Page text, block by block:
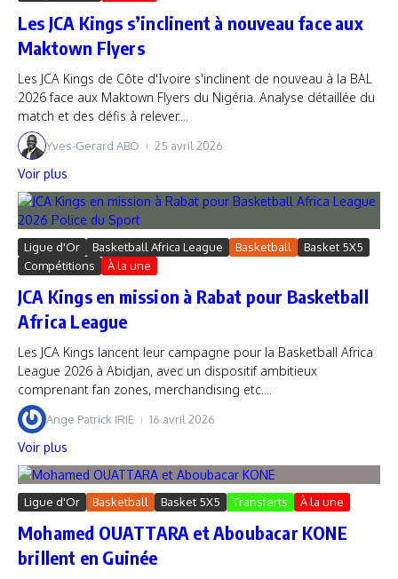
Les JCA Kings s’inclinent à nouveau face aux
Maktown Flyers
Les JCA Kings de Côte d'Ivoire s'inclinent de nouveau à la BAL
2026 face aux Maktown Flyers du Nigéria. Analyse détaillée du
match et des défis à relever....
Yves-Gerard ABO 25 avril 2026
Voir plus
Ligue d'Or Basketball Africa League Basketball
Basket 5X5
Compétitions
À la une
JCA Kings en mission à Rabat pour Basketball
Africa League
Les JCA Kings lancent leur campagne pour la Basketball Africa
League 2026 à Abidjan, avec un dispositif ambitieux
comprenant fan zones, merchandising etc....
Ange Patrick IRIE 16 avril 2026
Voir plus
Ligue d'Or Basketball Basket 5X5 Transferts À la une
Mohamed OUATTARA et Aboubacar KONE
brillent en Guinée